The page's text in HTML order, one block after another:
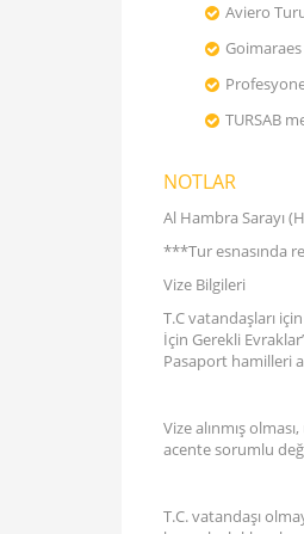
Aviero
TURSAB
NOTLAR
Al Hambra Sarayı
***Tur esnasında
Vize Bilgileri
T.C vatandaşları
İçin Gerekli
Pasaport hamilleri
Vize alınmış
acente sorumlu
T.C. vatandaşı